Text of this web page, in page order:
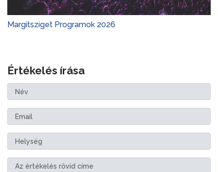
Margitsziget Programok 2026
Értékelés írása